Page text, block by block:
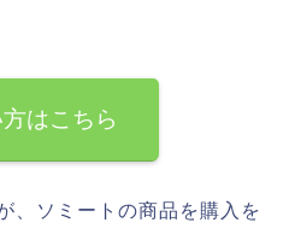
はこちら
、ソミートの商品を購入を